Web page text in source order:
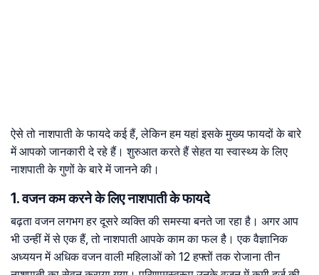
ऐसे तो नाशपाती के फायदे कई हैं, लेकिन हम यहां इसके मुख्य फायदों के बारे
में आपको जानकारी दे रहे हैं। शुरुआत करते हैं सेहत या स्वास्थ्य के लिए
नाशपाती के गुणों के बारे में जानने की।
1. वजन कम करने के लिए नाशपाती के फायदे
बढ़ता वजन लगभग हर दूसरे व्यक्ति की समस्या बनते जा रहा है। अगर आप
भी उन्हीं में से एक हैं, तो नाशपाती आपके काम का फल है। एक वैज्ञानिक
अध्ययन में अधिक वजन वाली महिलाओं को 12 हफ्तों तक रोजाना तीन